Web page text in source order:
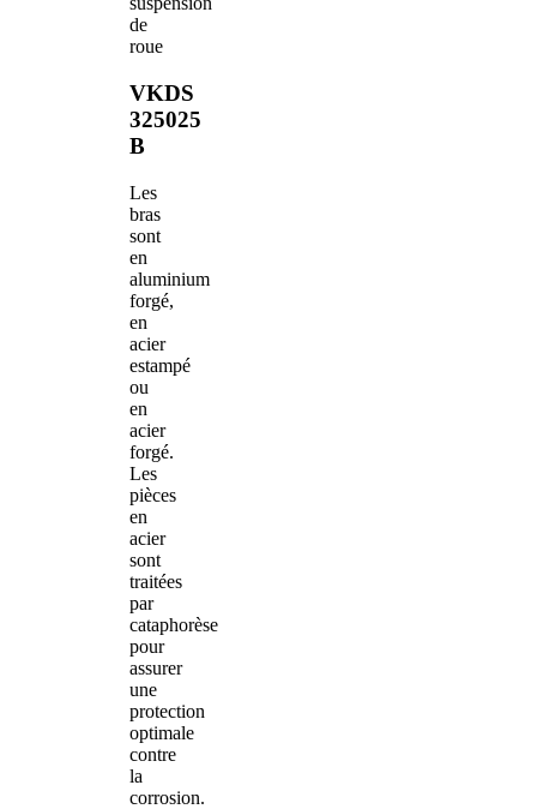
de
roue
VKDS
325025
B
Les
bras
sont
en
aluminium
forgé,
en
acier
estampé
ou
en
acier
forgé.
Les
pièces
en
acier
sont
traitées
par
cataphorèse
pour
assurer
une
protection
optimale
contre
la
corrosion.